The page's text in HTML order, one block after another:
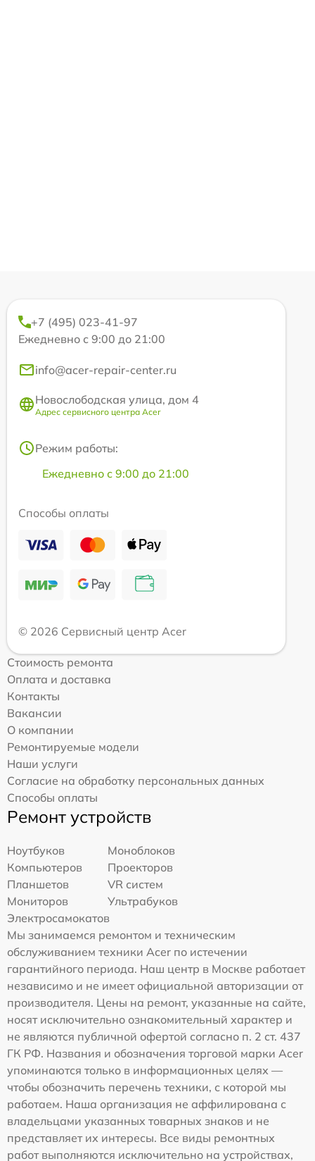
+7 (495) 023-41-97
Ежедневно с 9:00 до 21:00
info@acer-repair-center.ru
Новослободская улица, дом 4
Адрес сервисного центра Acer
Режим работы:
Ежедневно с 9:00 до 21:00
Способы оплаты
© 2026 Сервисный центр Acer
Стоимость ремонта
Оплата и доставка
Контакты
Вакансии
О компании
Ремонтируемые модели
Наши услуги
Согласие на обработку персональных данных
Способы оплаты
Ремонт устройств
Ноутбуков
Моноблоков
Компьютеров
Проекторов
Планшетов
VR систем
Мониторов
Ультрабуков
Электросамокатов
Мы занимаемся ремонтом и техническим
обслуживанием техники Acer по истечении
гарантийного периода. Наш центр в Москве работает
независимо и не имеет официальной авторизации от
производителя. Цены на ремонт, указанные на сайте,
носят исключительно ознакомительный характер и
не являются публичной офертой согласно п. 2 ст. 437
ГК РФ. Названия и обозначения торговой марки Acer
упоминаются только в информационных целях —
чтобы обозначить перечень техники, с которой мы
работаем. Наша организация не аффилирована с
владельцами указанных товарных знаков и не
представляет их интересы. Все виды ремонтных
работ выполняются исключительно на устройствах,